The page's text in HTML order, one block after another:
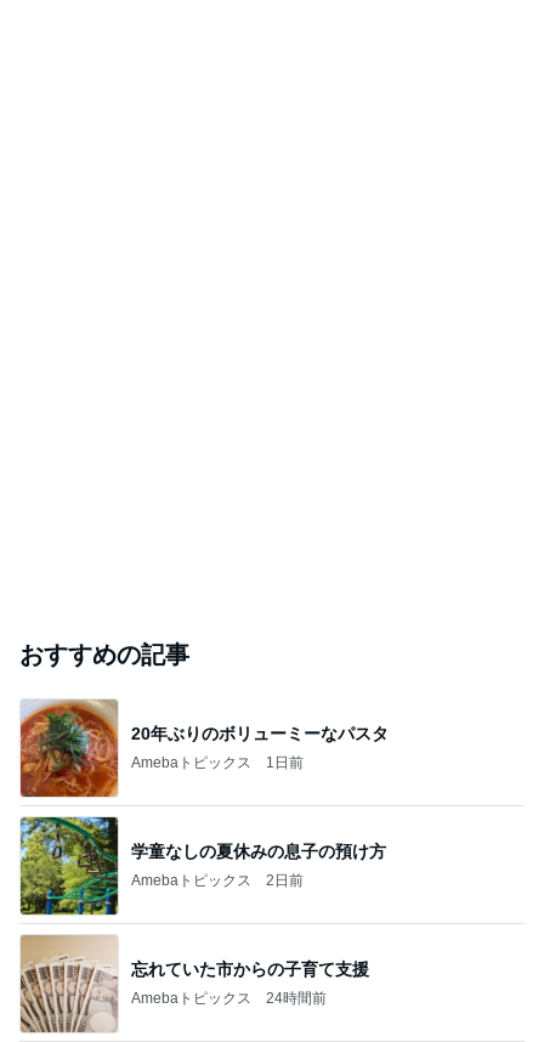
おすすめの記事
20年ぶりのボリューミーなパスタ
Amebaトピックス 1日前
学童なしの夏休みの息子の預け方
Amebaトピックス 2日前
忘れていた市からの子育て支援
Amebaトピックス 24時間前